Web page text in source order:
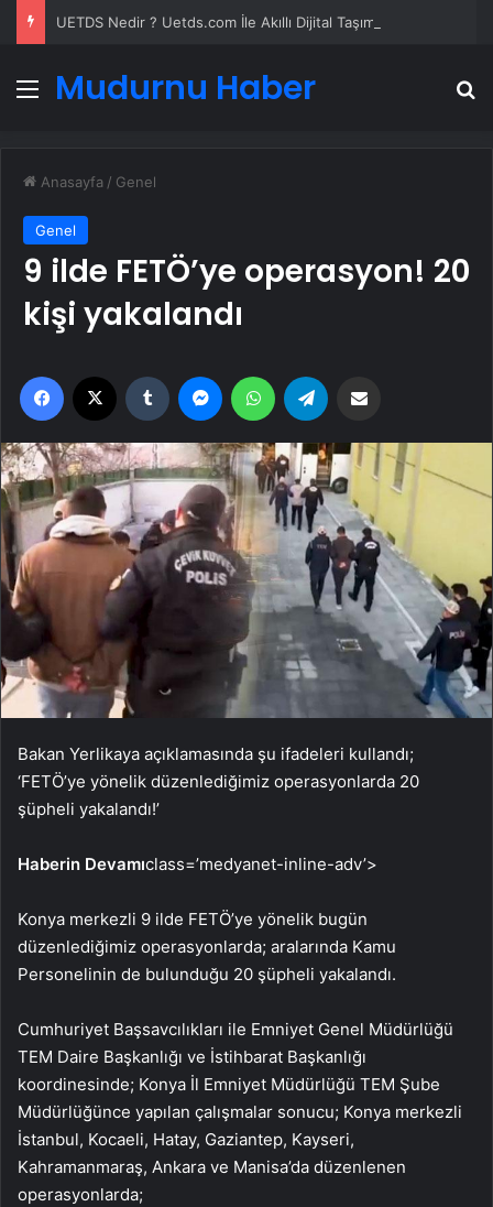
MenüMudurnu Haber
Anasayfa / Genel
Genel
9 ilde FETÖ’ye operasyon! 20
kişi yakalandı
Facebook Tumblr MessengerWhatsApp
Bakan Yerlikaya açıklamasında şu ifadeleri kullandı;
‘FETÖ’ye yönelik düzenlediğimiz operasyonlarda 20
şüpheli yakalandı!’
Haberin Devamıclass=’medyanet-inline-adv’>
Konya merkezli 9 ilde FETÖ’ye yönelik bugün
düzenlediğimiz operasyonlarda; aralarında Kamu
Personelinin de bulunduğu 20 şüpheli yakalandı.
Cumhuriyet Başsavcılıkları ile Emniyet Genel Müdürlüğü
TEM Daire Başkanlığı ve İstihbarat Başkanlığı
koordinesinde; Konya İl Emniyet Müdürlüğü TEM Şube
Müdürlüğünce yapılan çalışmalar sonucu; Konya merkezli
İstanbul, Kocaeli, Hatay, Gaziantep, Kayseri,
Kahramanmaraş, Ankara ve Manisa’da düzenlenen
operasyonlarda;